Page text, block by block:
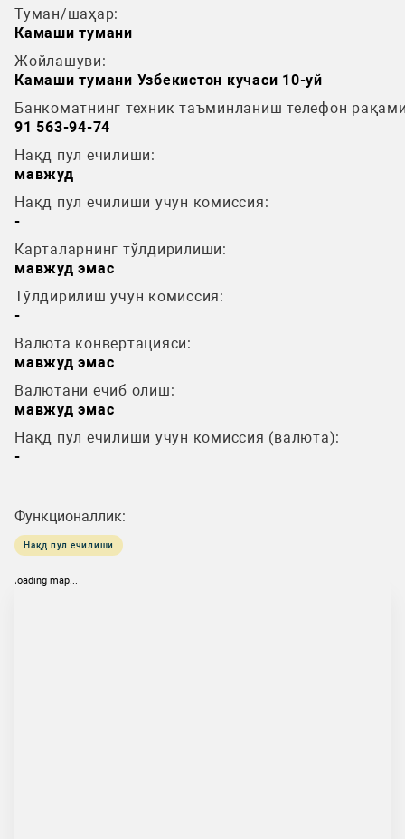
Туман/шаҳар:
Камаши тумани
Жойлашуви:
Камаши тумани Узбекистон кучаси 10-уй
Банкоматнинг техник таъминланиш телефон
91 563-94-74
Нақд пул ечилиши:
мавжуд
Нақд пул ечилиши учун комиссия:
-
Карталарнинг тўлдирилиши:
мавжуд эмас
Тўлдирилиш учун комиссия:
-
Валюта конвертацияси:
мавжуд эмас
Валютани ечиб олиш:
мавжуд эмас
Нақд пул ечилиши учун комиссия (валюта):
-
Функционаллик:
Нақд пул ечилиши
loading map...